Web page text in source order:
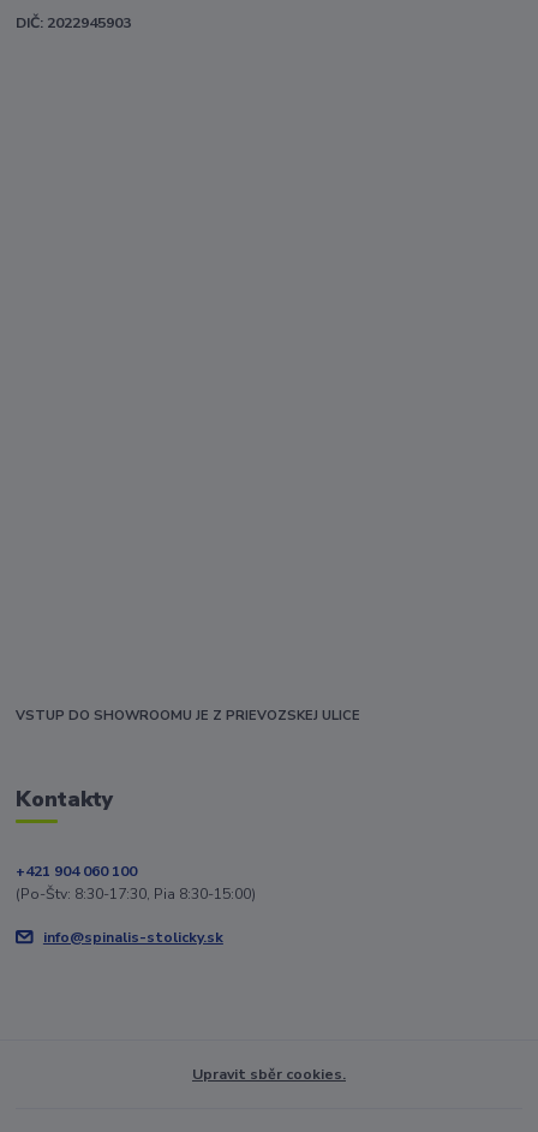
DIČ: 2022945903
VSTUP DO SHOWROOMU JE Z PRIEVOZSKEJ ULICE
Kontakty
+421 904 060 100
(Po-Štv: 8:30-17:30, Pia 8:30-15:00)
info@spinalis-stolicky.sk
Upravit sběr cookies.